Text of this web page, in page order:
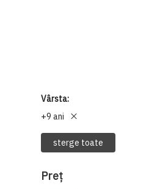
Vârsta
+9 ani
sterge toate
Preţ